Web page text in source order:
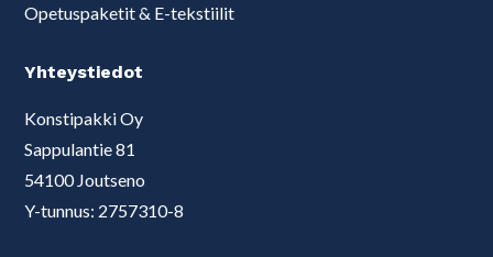
Opetuspaketit & E-tekstiilit
Yhteystiedot
Konstipakki Oy
Sappulantie 81
54100 Joutseno
Y-tunnus: 2757310-8